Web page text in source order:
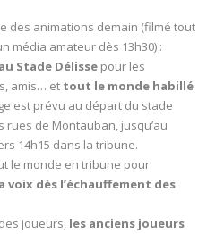
des animations demain (filmé tout
média amateur dès 13h30) :
Stade Délisse pour les
amis… et tout le monde habillé
est prévu au départ du stade
de Montauban, jusqu’au
14h15 dans la tribune.
le monde en tribune pour
voix dès l’échauffement des
joueurs, les anciens joueurs